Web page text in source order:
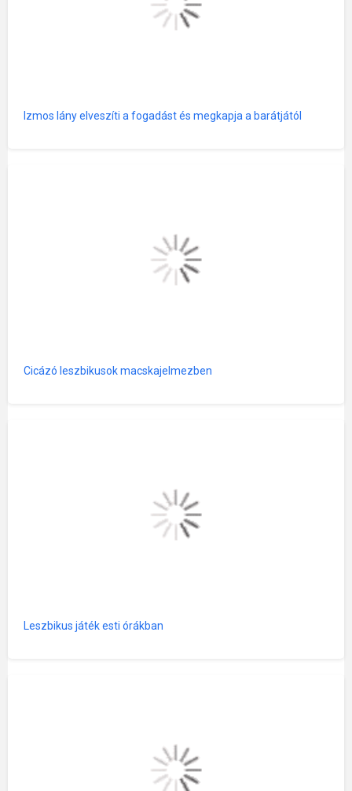
Izmos lány elveszíti a fogadást és megkapja a barátjától
Cicázó leszbikusok macskajelmezben
Leszbikus játék esti órákban